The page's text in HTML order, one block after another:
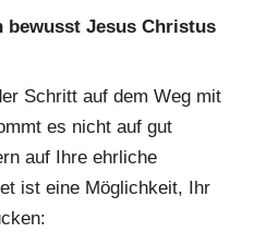
bewusst Jesus Christus
Schritt auf dem Weg mit
es nicht auf gut
auf Ihre ehrliche
ist eine Möglichkeit, Ihr